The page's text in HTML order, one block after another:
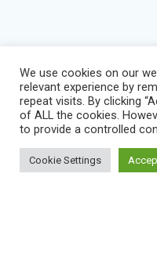
We use cookies on our
relevant experience by
repeat visits. By clicking
of ALL the cookies.
to provide a controlled
Cookie Settings